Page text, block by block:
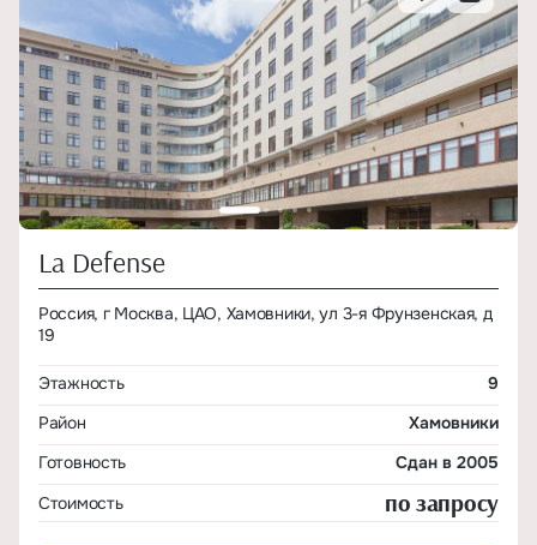
La Defense
Россия, г Москва, ЦАО, Хамовники, ул 3-я Фрунзенская, д
19
Этажность
9
Район
Хамовники
Готовность
Сдан в 2005
Стоимость
по запросу